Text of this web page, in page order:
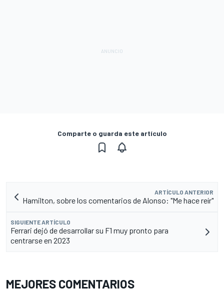
Comparte o guarda este artículo
ARTÍCULO ANTERIOR
Hamilton, sobre los comentarios de Alonso: "Me hace reír"
SIGUIENTE ARTÍCULO
Ferrari dejó de desarrollar su F1 muy pronto para
centrarse en 2023
MEJORES COMENTARIOS